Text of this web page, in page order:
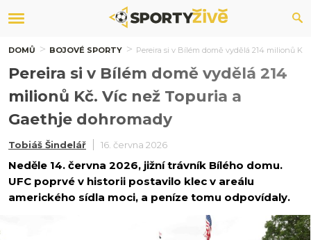
DOMŮ BOJOVÉ SPORTY Pereira si v Bílém domě vydělá 214 milionů
Pereira si v Bílém domě vydělá 214
milionů Kč. Víc než Topuria a
Gaethje dohromady
Tobiáš Šindelář 16. června 2026
Neděle 14. června 2026, jižní trávník Bílého domu.
UFC poprvé v historii postavilo klec v areálu
amerického sídla moci, a peníze tomu odpovídaly.